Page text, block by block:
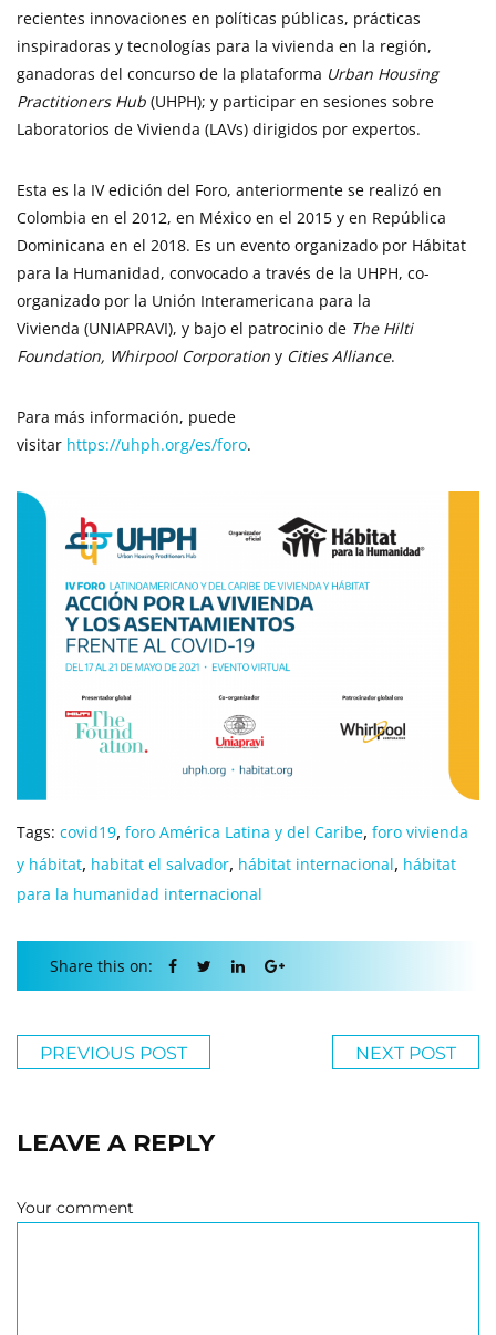
recientes innovaciones en políticas públicas, prácticas
inspiradoras y tecnologías para la vivienda en la región,
ganadoras del concurso de la plataforma Urban Housing
Practitioners Hub (UHPH); y participar en sesiones sobre
Laboratorios de Vivienda (LAVs) dirigidos por expertos.
Esta es la IV edición del Foro, anteriormente se realizó en
Colombia en el 2012, en México en el 2015 y en República
Dominicana en el 2018. Es un evento organizado por Hábitat
para la Humanidad, convocado a través de la UHPH, co-
organizado por la Unión Interamericana para la
Vivienda (UNIAPRAVI), y bajo el patrocinio de The Hilti
Foundation, Whirpool Corporation y Cities Alliance.
Para más información, puede
visitar https://uhph.org/es/foro.
Tags: covid19, foro América Latina y del Caribe, foro vivienda
y hábitat, habitat el salvador, hábitat internacional, hábitat
para la humanidad internacional
Share this on:
PREVIOUS POST NEXT POST
LEAVE A REPLY
Your comment